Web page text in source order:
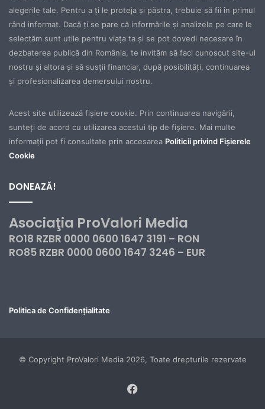
alegerile tale. Pentru a ţi le proteja şi păstra, trebuie să fii în primul
rând informat. Dacă ţi se pare că informările şi analizele pe care le
selectăm sunt utile pentru viaţa ta şi se pot dovedi necesare în
dezbaterea publică din România, te invităm să faci cunoscut site-ul
nostru şi altora şi să susţii financiar, după posibilităţi, continuarea
şi profesionalizarea demersului nostru.
Acest site utilizează fișiere cookie. Prin continuarea navigării,
sunteți de acord cu utilizarea acestui tip de fișiere. Mai multe
informații pot fi consultate prin accesarea Politicii privind Fișierele
Cookie
DONEAZĂ!
Asociaţia ProValori Media
RO18 RZBR 0000 0600 1647 3191 – RON
RO85 RZBR 0000 0600 1647 3246 – EUR
Politica de Confidențialitate
© Copyright ProValori Media 2026, Toate drepturile rezervate